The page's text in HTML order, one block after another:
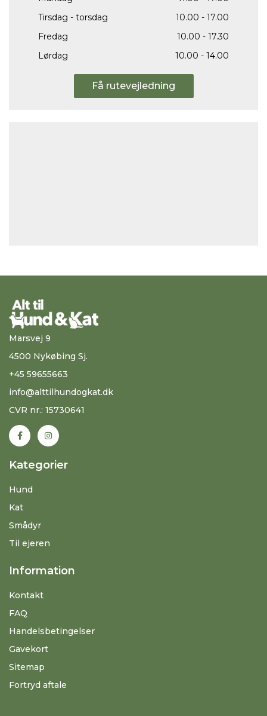
Tirsdag - torsdag
10.00 - 17.00
Fredag
10.00 - 17.30
Lørdag
10.00 - 14.00
Få rutevejledning
Marsvej 9
4500 Nykøbing Sj.
+45 59655663
info@alttilhundogkat.dk
CVR nr.: 15730641
Kategorier
Hund
Kat
Smådyr
Til ejeren
Information
Kontakt
FAQ
Handelsbetingelser
Gavekort
Sitemap
Fortryd aftale